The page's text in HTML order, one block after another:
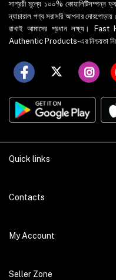
সাশ্রয়ী মূল্যে ১০০% কোয়ালিটিসম্পন্ন
ন্যাচারাল পণ্য সরাসরি আপনার
রাখাই আমাদের প্রধান লক্ষ্য।
Authentic Products-এর নিশ্চয়তা
Quick links
WhatsApp
Contacts
Address
Janota Road, 8100, Dhaka,
My Account
Login
Seller Zone